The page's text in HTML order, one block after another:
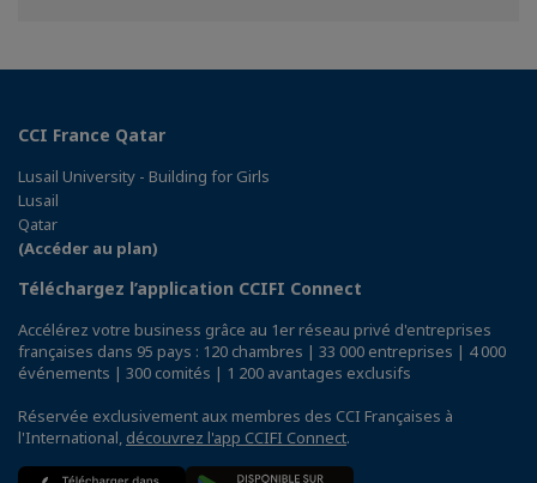
CCI France Qatar
Lusail University - Building for Girls
Lusail
Qatar
(Accéder au plan)
Téléchargez l’application CCIFI Connect
Accélérez votre business grâce au 1er réseau privé d'entreprises
françaises dans 95 pays : 120 chambres | 33 000 entreprises | 4 000
événements | 300 comités | 1 200 avantages exclusifs
Réservée exclusivement aux membres des CCI Françaises à
l'International, découvrez l'app CCIFI Connect.